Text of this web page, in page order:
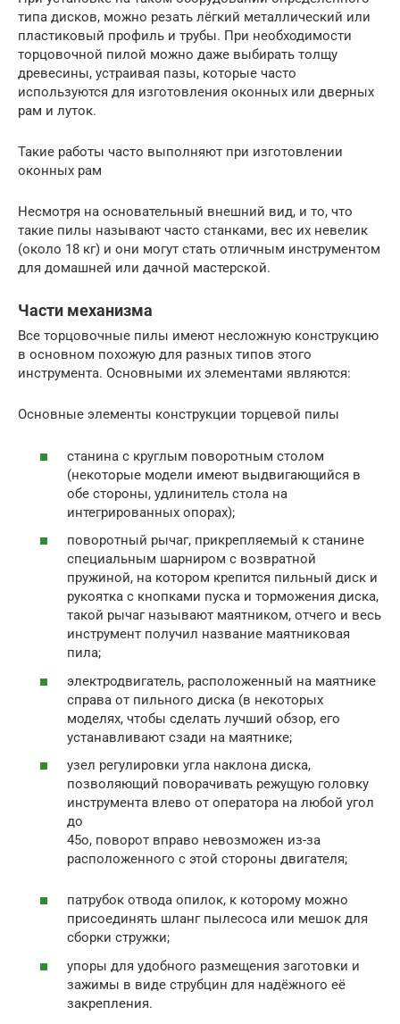
типа дисков, можно резать лёгкий металлический или
пластиковый профиль и трубы. При необходимости
торцовочной пилой можно даже выбирать толщу
древесины, устраивая пазы, которые часто
используются для изготовления оконных или дверных
рам и луток.
Такие работы часто выполняют при изготовлении
оконных рам
Несмотря на основательный внешний вид, и то, что
такие пилы называют часто станками, вес их невелик
(около 18 кг) и они могут стать отличным инструментом
для домашней или дачной мастерской.
Части механизма
Все торцовочные пилы имеют несложную конструкцию
в основном похожую для разных типов этого
инструмента. Основными их элементами являются:
Основные элементы конструкции торцевой пилы
станина с круглым поворотным столом
(некоторые модели имеют выдвигающийся в
обе стороны, удлинитель стола на
интегрированных опорах);
поворотный рычаг, прикрепляемый к станине
специальным шарниром с возвратной
пружиной, на котором крепится пильный диск и
рукоятка с кнопками пуска и торможения диска,
такой рычаг называют маятником, отчего и весь
инструмент получил название маятниковая
пила;
электродвигатель, расположенный на маятнике
справа от пильного диска (в некоторых
моделях, чтобы сделать лучший обзор, его
устанавливают сзади на маятнике;
узел регулировки угла наклона диска,
позволяющий поворачивать режущую головку
инструмента влево от оператора на любой угол
до
45o, поворот вправо невозможен из-за
расположенного с этой стороны двигателя;
патрубок отвода опилок, к которому можно
присоединять шланг пылесоса или мешок для
сборки стружки;
упоры для удобного размещения заготовки и
зажимы в виде струбцин для надёжного её
закрепления.